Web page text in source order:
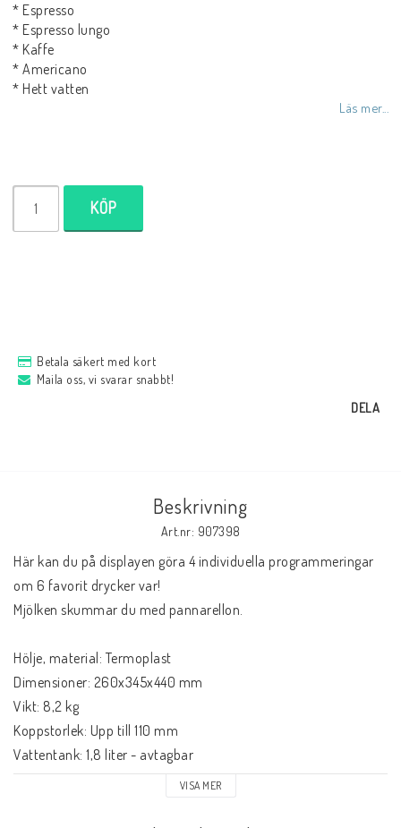
* Espresso
* Espresso lungo
* Kaffe
* Americano
* Hett vatten
Läs mer...
KÖP
Betala säkert med kort
Maila oss, vi svarar snabbt!
DELA
Beskrivning
Art.nr: 907398
Här kan du på displayen göra 4 individuella programmeringar
om 6 favorit drycker var!
Mjölken skummar du med pannarellon.
Hölje, material: Termoplast
Dimensioner: 260x345x440 mm
Vikt: 8,2 kg
Koppstorlek: Upp till 110 mm
Vattentank: 1,8 liter - avtagbar
Kapacitet bönbehållare: 250 gVISA MER